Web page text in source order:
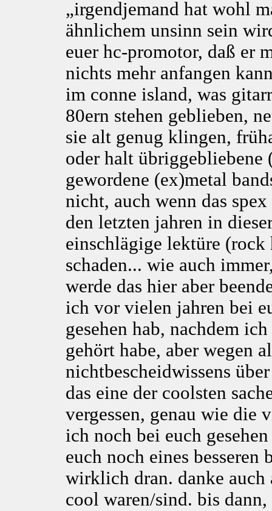
„irgendjemand hat wohl
ähnlichem unsinn sein
euer hc-promotor, daß er
nichts mehr anfangen
im conne island, was
80ern stehen geblieben,
sie alt genug klingen,
oder halt
gewordene (ex)metal
nicht, auch wenn das
den letzten jahren in
einschlägige lektüre
schaden... wie auch
werde das hier aber
ich vor vielen jahren bei
gesehen hab, nachdem
gehört habe, aber wegen
nichtbescheidwissens
das eine der coolsten
vergessen, genau wie die
ich noch bei euch
euch noch eines
wirklich dran. danke auch
cool waren/sind. bis